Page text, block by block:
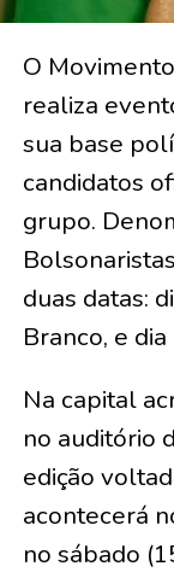
O
realiza
sua base
candidatos
grupo.
duas datas:
Branco, e
Na capital
no auditório
edição
acontecerá
no sábado